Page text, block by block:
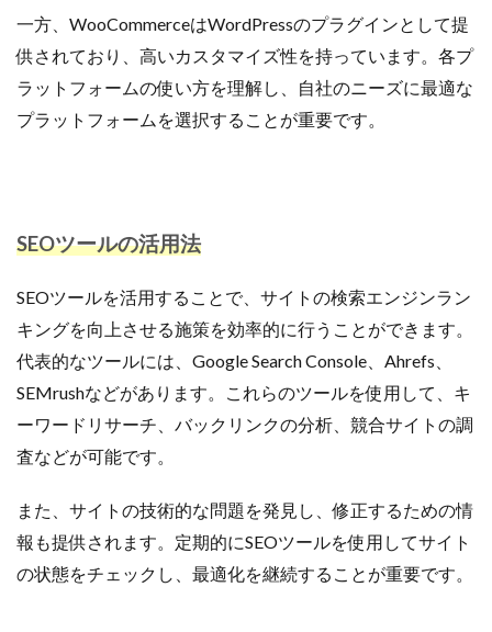
一方、WooCommerceはWordPressのプラグインとして提
供されており、高いカスタマイズ性を持っています。各プ
ラットフォームの使い方を理解し、自社のニーズに最適な
プラットフォームを選択することが重要です。
SEOツールの活用法
SEOツールを活用することで、サイトの検索エンジンラン
キングを向上させる施策を効率的に行うことができます。
代表的なツールには、Google Search Console、Ahrefs、
SEMrushなどがあります。これらのツールを使用して、キ
ーワードリサーチ、バックリンクの分析、競合サイトの調
査などが可能です。
また、サイトの技術的な問題を発見し、修正するための情
報も提供されます。定期的にSEOツールを使用してサイト
の状態をチェックし、最適化を継続することが重要です。